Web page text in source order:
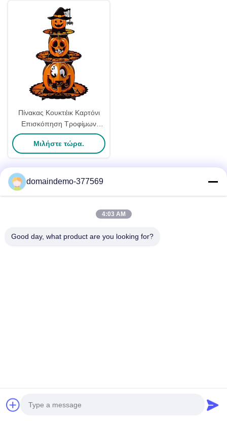
Πίνακας Κουκτέικ Καρτόνι
Επισκόπηση Τροφίμων
Στενά Κουτί Πάρτι του
Χάλογουιν Διπλώσιμο
Μιλήστε τώρα.
Γρήγορη επικοινωνία
Διεύθυνση
domaindemo-377569
4:03 AM
Good day, what product are you looking for?